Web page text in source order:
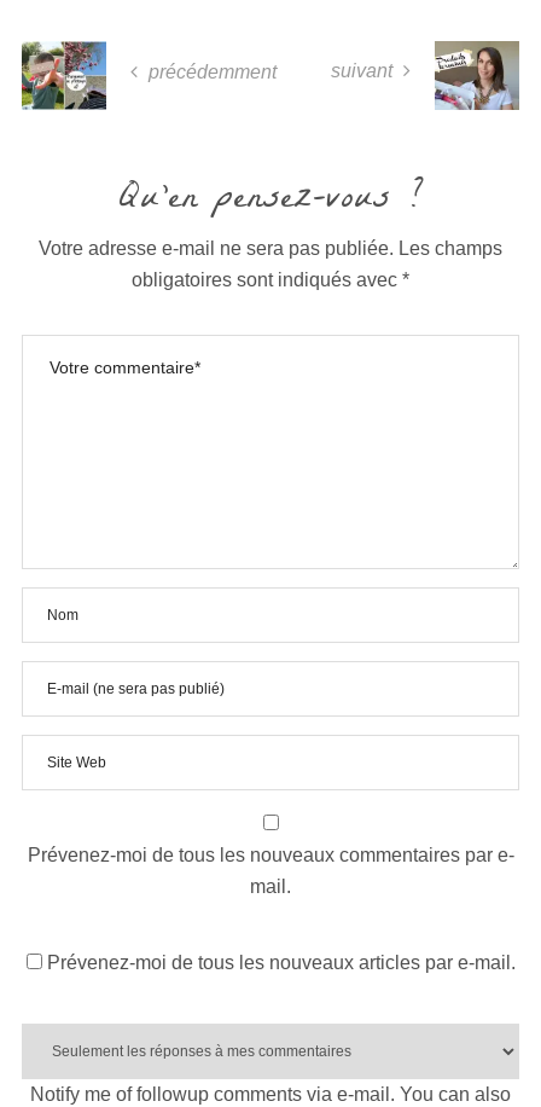
précédemment suivant
Qu'en pensez-vous ?
Votre adresse e-mail ne sera pas publiée. Les champs
obligatoires sont indiqués avec *
Prévenez-moi de tous les nouveaux commentaires par e-
mail.
Prévenez-moi de tous les nouveaux articles par e-mail.
Notify me of followup comments via e-mail. You can also